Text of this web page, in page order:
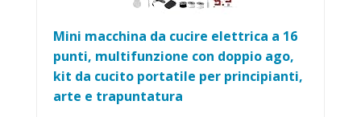
Mini macchina da cucire elettrica a 16
punti, multifunzione con doppio ago,
kit da cucito portatile per principianti,
arte e trapuntatura